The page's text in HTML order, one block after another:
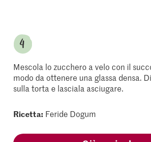
Mescola lo zucchero a velo con il
modo da ottenere una glassa densa.
sulla torta e lasciala asciugare.
Ricetta: Feride Dogum